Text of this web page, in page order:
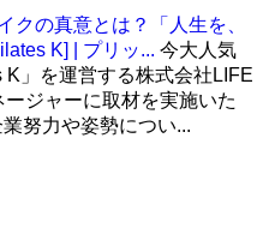
クの真意とは？「人生を、
K] | プリッ... 今大人気
」を運営する株式会社LIFE
ジャーに取材を実施いた
努力や姿勢につい...